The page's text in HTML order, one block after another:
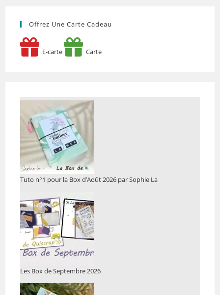
Offrez Une Carte Cadeau
E-carte Carte
Tuto n°1 pour la Box d’Août 2026 par Sophie La
Les Box de Septembre 2026